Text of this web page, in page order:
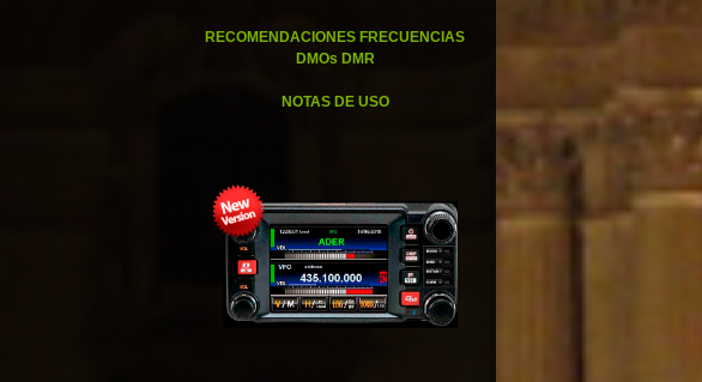
RECOMENDACIONES FRECUENCIAS
DMOs DMR
NOTAS DE USO